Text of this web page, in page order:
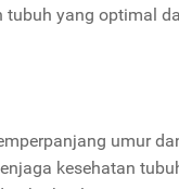
yang optimal
umur
kesehatan